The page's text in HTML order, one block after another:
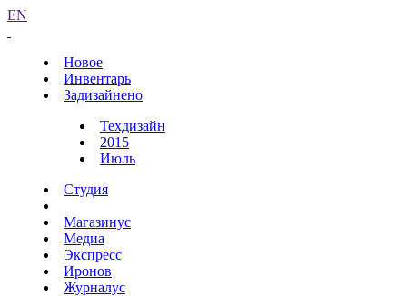
EN
Новое
Инвентарь
Задизайнено
Техдизайн
2015
Июль
Студия
Магазинус
Медиа
Экспресс
Иронов
Журналус